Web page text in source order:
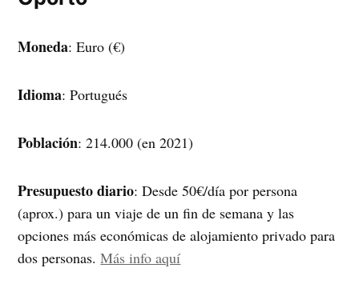
Moneda: Euro (€)
Idioma: Portugués
Población: 214.000 (en 2021)
Presupuesto diario: Desde 50€/día por persona
(aprox.) para un viaje de un fin de semana y las
opciones más económicas de alojamiento privado para
dos personas.Más info aquí